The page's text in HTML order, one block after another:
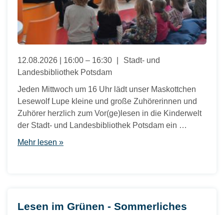
12.08.2026 | 16:00 – 16:30
Stadt- und
Landesbibliothek Potsdam
Jeden Mittwoch um 16 Uhr lädt unser Maskottchen
Lesewolf Lupe kleine und große Zuhörerinnen und
Zuhörer herzlich zum Vor(ge)lesen in die Kinderwelt
der Stadt- und Landesbibliothek Potsdam ein …
Mehr lesen »
Lesen im Grünen - Sommerliches